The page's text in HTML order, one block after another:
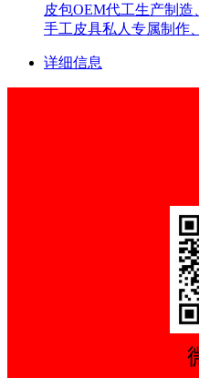
皮包OEM代工生产制造
手工皮具私人专属制作
详细信息